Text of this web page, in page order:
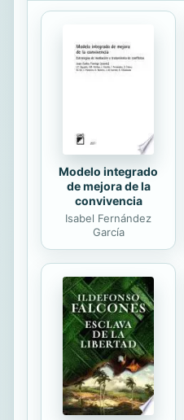
Arduino,
prácticos,
proyectos
un
el
de los
Modelo integrado
de mejora de la
convivencia
Isabel Fernández
García